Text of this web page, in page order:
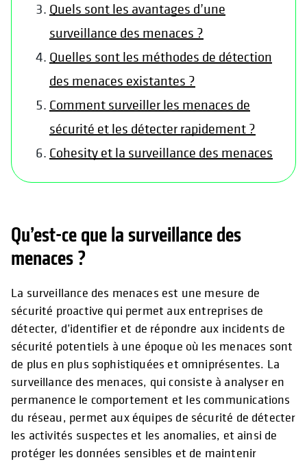
Quels sont les avantages d’une
surveillance des menaces ?
Quelles sont les méthodes de détection
des menaces existantes ?
Comment surveiller les menaces de
sécurité et les détecter rapidement ?
Cohesity et la surveillance des menaces
Qu’est-ce que la surveillance des
menaces ?
La surveillance des menaces est une mesure de
sécurité proactive qui permet aux entreprises de
détecter, d’identifier et de répondre aux incidents de
sécurité potentiels à une époque où les menaces sont
de plus en plus sophistiquées et omniprésentes. La
surveillance des menaces, qui consiste à analyser en
permanence le comportement et les communications
du réseau, permet aux équipes de sécurité de détecter
les activités suspectes et les anomalies, et ainsi de
protéger les données sensibles et de maintenir